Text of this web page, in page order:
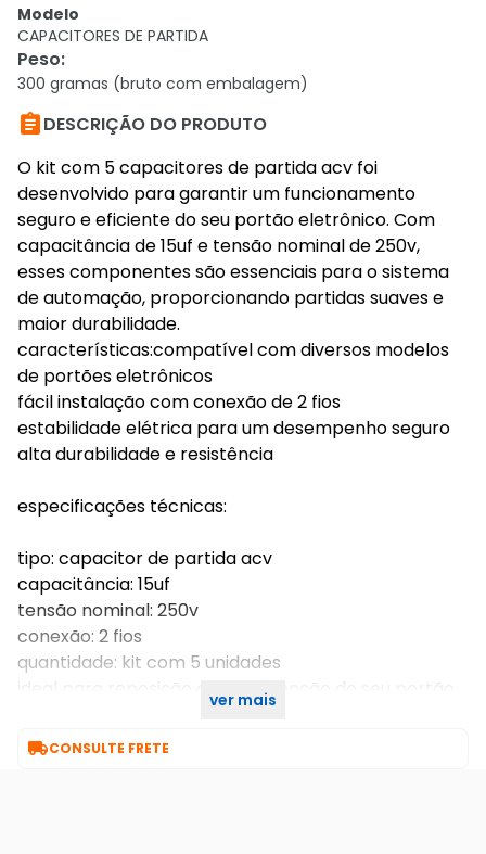
Modelo
CAPACITORES DE PARTIDA
Peso:
300 gramas (bruto com embalagem)
DESCRIÇÃO DO PRODUTO
O kit com 5 capacitores de partida acv foi
desenvolvido para garantir um funcionamento
seguro e eficiente do seu portão eletrônico. Com
capacitância de 15uf e tensão nominal de 250v,
esses componentes são essenciais para o sistema
de automação, proporcionando partidas suaves e
maior durabilidade.
características:compatível com diversos modelos
de portões eletrônicos
fácil instalação com conexão de 2 fios
estabilidade elétrica para um desempenho seguro
alta durabilidade e resistência
especificações técnicas:
tipo: capacitor de partida acv
capacitância: 15uf
tensão nominal: 250v
conexão: 2 fios
quantidade: kit com 5 unidades
ideal para reposição ou manutenção do seu portão
ver mais
CONSULTE FRETE